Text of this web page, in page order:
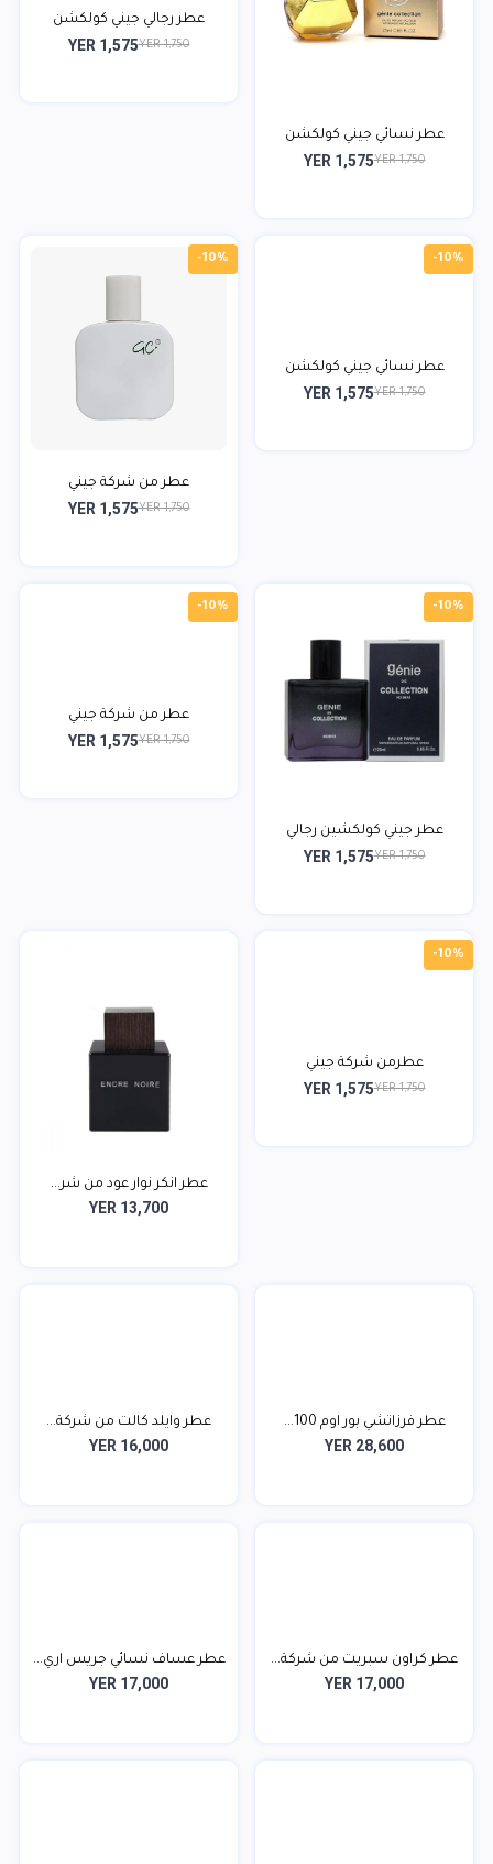
عطر نسائي جيني كولكشن
YER 1,750
YER 1,575
عطر رجالي جيني كولكشن
YER 1,750
YER 1,575
-10%
عطر نسائي جيني كولكشن
YER 1,750
YER 1,575
-10%
عطر من شركة جيني
YER 1,750
YER 1,575
-10%
عطر جيني كولكشين رجالي
YER 1,750
YER 1,575
-10%
عطر من شركة جيني
YER 1,750
YER 1,575
-10%
عطرمن شركة جيني
YER 1,750
YER 1,575
عطر انكر نوار عود من شر...
YER 13,700
عطر فرزاتشي بور اوم 100...
YER 28,600
عطر وايلد كالت من شركة...
YER 16,000
عطر كراون سبريت من شركة...
YER 17,000
عطر عساف نسائي جريس اري...
YER 17,000